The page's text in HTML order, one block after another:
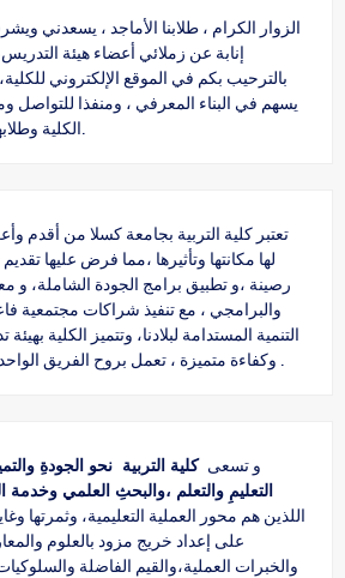
الزوار الكرام ، طلابنا الأماجد ، يسعدني
إنابة عن زملائي أعضاء هيئة
بالترحيب بكم في الموقع الإلكتروني
يسهم في البناء المعرفي ، ومنفذا للتواصل
تعتبر كلية التربية بجامعة كسلا من أقدم
لها مكانتها وتأثيرها ،مما فرض عليها
رصينة ،و تطبيق برامج الجودة الشاملة، و
والبرامجي ، مع تنفيذ شراكات مجتمعية
التنمية المستدامة لبلادنا، وتتميز الكلية
و تسعى كلية التربية نحو الجودةِ
التعليمِ والتعلم ،والبحثِ العلمي وخدمة
اللذين هم محور العملية التعليمية، وثمرتها
على إعداد خريج مزود بالعلوم
والخبرات العملية،والقيم الفاضلة